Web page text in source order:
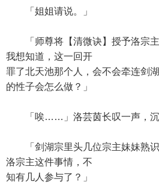
「姐姐请说。」
「师尊将【清微诀】授予洛宗主
我想知道，这一回开
罪了北天池那个人，会不会牵连剑
的性子会怎么做？」
「唉……」洛芸茵长叹一声，沉
「剑湖宗里头几位宗主妹妹熟识
洛宗主这件事情，不
知有几人参与了？」